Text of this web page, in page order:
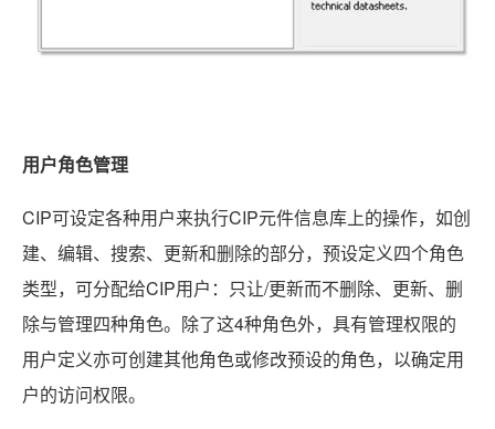
用户角色管理
CIP可设定各种用户来执行CIP元件信息库上的操作，如创
建、编辑、搜索、更新和删除的部分，预设定义四个角色
类型，可分配给CIP用户：只让/更新而不删除、更新、删
除与管理四种角色。除了这4种角色外，具有管理权限的
用户定义亦可创建其他角色或修改预设的角色，以确定用
户的访问权限。